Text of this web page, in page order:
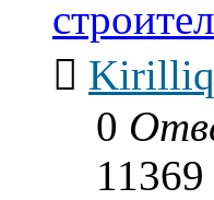
Kirilliq
0
11369